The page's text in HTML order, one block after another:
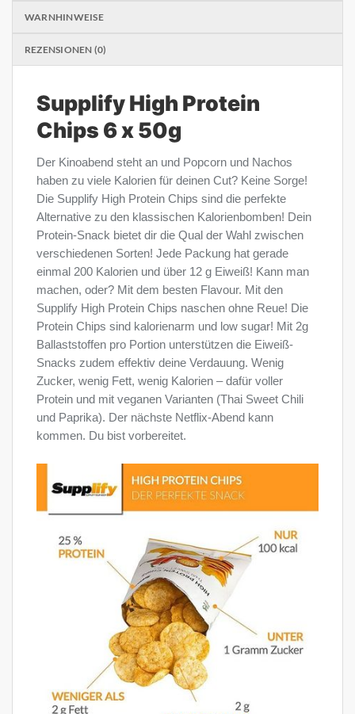
WARNHINWEISE
REZENSIONEN (0)
Supplify High Protein
Chips 6 x 50g
Der Kinoabend steht an und Popcorn und Nachos
haben zu viele Kalorien für deinen Cut? Keine Sorge!
Die Supplify High Protein Chips sind die perfekte
Alternative zu den klassischen Kalorienbomben! Dein
Protein-Snack bietet dir die Qual der Wahl zwischen
verschiedenen Sorten! Jede Packung hat gerade
einmal 200 Kalorien und über 12 g Eiweiß! Kann man
machen, oder? Mit dem besten Flavour. Mit den
Supplify High Protein Chips naschen ohne Reue! Die
Protein Chips sind kalorienarm und low sugar! Mit 2g
Ballaststoffen pro Portion unterstützen die Eiweiß-
Snacks zudem effektiv deine Verdauung. Wenig
Zucker, wenig Fett, wenig Kalorien – dafür voller
Protein und mit veganen Varianten (Thai Sweet Chili
und Paprika). Der nächste Netflix-Abend kann
kommen. Du bist vorbereitet.